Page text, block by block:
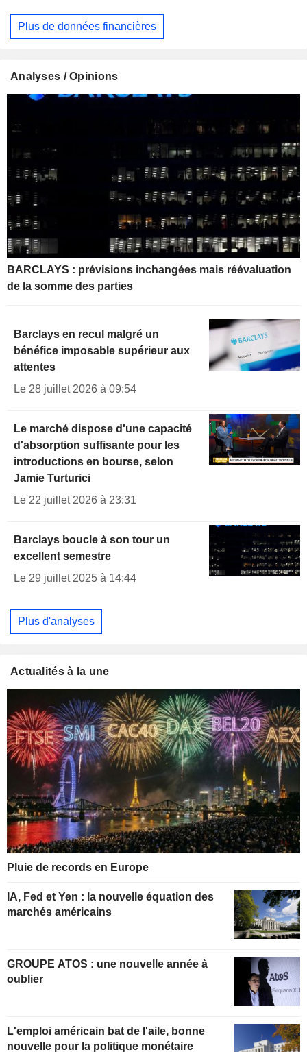
Plus de données financières
Analyses / Opinions
BARCLAYS : prévisions inchangées mais réévaluation
de la somme des parties
Barclays en recul malgré un
bénéfice imposable supérieur aux
attentes
Le 28 juillet 2026 à 09:54
Le marché dispose d'une capacité
d'absorption suffisante pour les
introductions en bourse, selon
Jamie Turturici
Le 22 juillet 2026 à 23:31
Barclays boucle à son tour un
excellent semestre
Le 29 juillet 2025 à 14:44
Plus d'analyses
Actualités à la une
Pluie de records en Europe
IA, Fed et Yen : la nouvelle équation des
marchés américains
GROUPE ATOS : une nouvelle année à
oublier
L'emploi américain bat de l'aile, bonne
nouvelle pour la politique monétaire